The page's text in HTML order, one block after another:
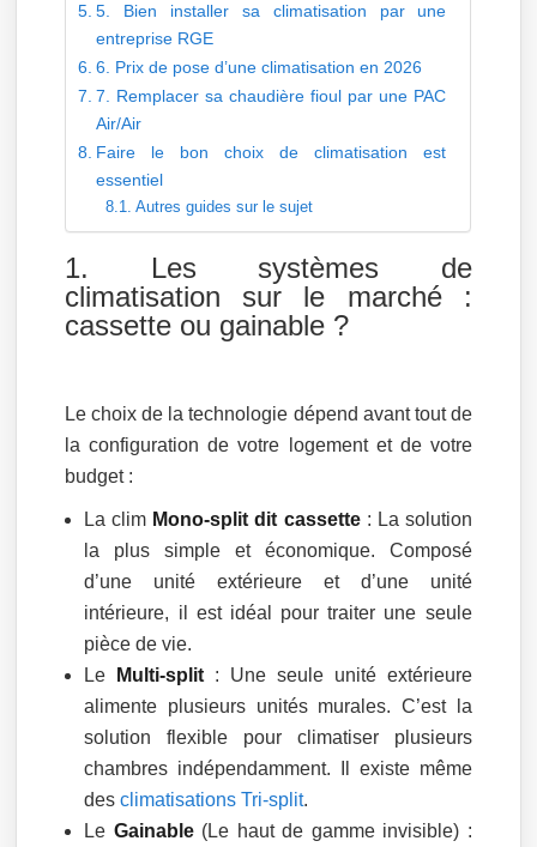
5. Bien installer sa climatisation par une
entreprise RGE
6. Prix de pose d’une climatisation en 2026
7. Remplacer sa chaudière fioul par une PAC
Air/Air
Faire le bon choix de climatisation est
essentiel
Autres guides sur le sujet
1. Les systèmes de
climatisation sur le marché :
cassette ou gainable ?
Le choix de la technologie dépend avant tout de
la configuration de votre logement et de votre
budget :
La clim Mono-split dit cassette: La solution
la plus simple et économique. Composé
d’une unité extérieure et d’une unité
intérieure, il est idéal pour traiter une seule
pièce de vie.
Le
Multi-split : Une seule unité extérieure
alimente plusieurs unités murales. C’est la
solution flexible pour climatiser plusieurs
chambres indépendamment. Il existe même
desclimatisations Tri-split.
Le Gainable(Le haut de gamme invisible) :